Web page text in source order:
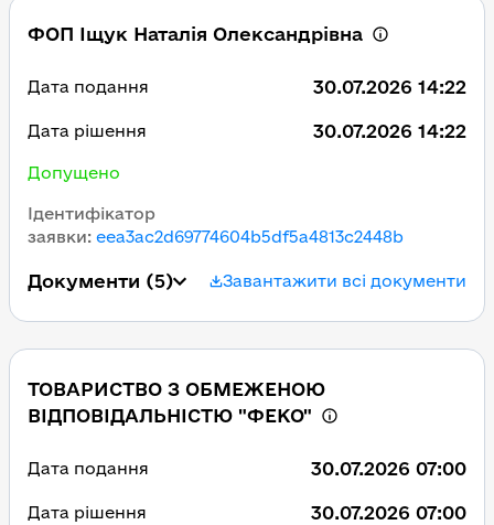
ФОП Іщук Наталія Олександрівна
Дата подання 30.07.2026 14:22
Дата рішення 30.07.2026 14:22
Допущено
Ідентифікатор
заявки: eea3ac2d69774604b5df5a4813c2448b
Документи (5) Завантажити всі документи
ТОВАРИСТВО З ОБМЕЖЕНОЮ
ВІДПОВІДАЛЬНІСТЮ "ФЕКО"
Дата подання 30.07.2026 07:00
Дата рішення 30.07.2026 07:00